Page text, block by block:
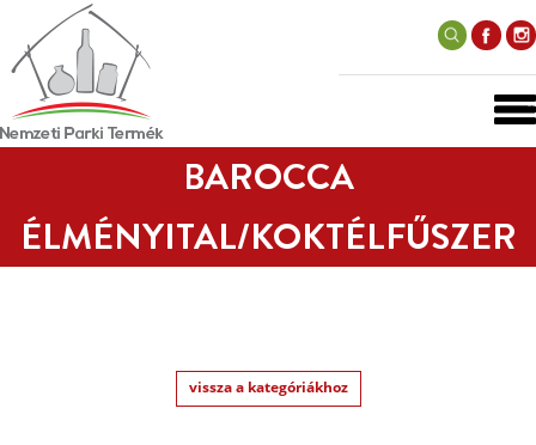
BAROCCA
ÉLMÉNYITAL/KOKTÉLFŰSZER
vissza a kategóriákhoz